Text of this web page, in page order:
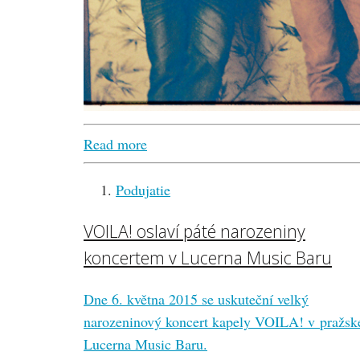
Read more
Podujatie
VOILA! oslaví páté narozeniny
koncertem v Lucerna Music Baru
Dne 6. května 2015 se uskuteční velký
narozeninový koncert kapely VOILA! v
Lucerna Music Baru.